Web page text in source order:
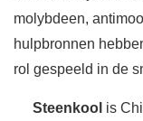
molybdeen,
hulpbronnen
rol gespeeld in de
Steenkool is